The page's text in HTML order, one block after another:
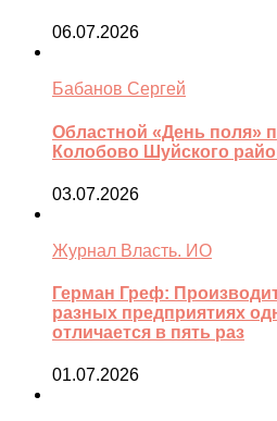
06.07.2026
Бабанов Сергей
Областной «День поля»
Колобово Шуйского
03.07.2026
Журнал Власть. ИО
Герман Греф:
разных предприятиях
отличается в пять раз
01.07.2026